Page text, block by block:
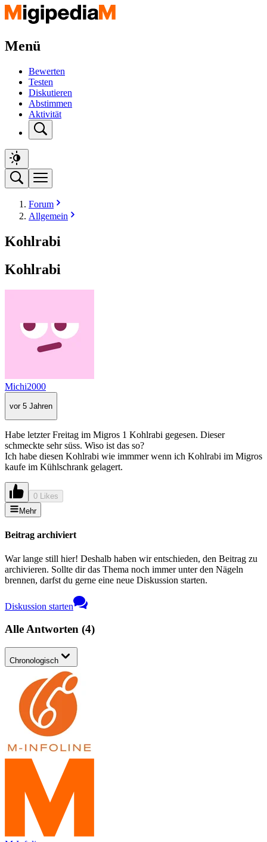
Menü
Bewerten
Testen
Diskutieren
Abstimmen
Aktivität
Forum
Allgemein
Kohlrabi
Kohlrabi
Michi2000
vor 5 Jahren
Habe letzter Freitag im Migros 1 Kohlrabi gegesen. Dieser
schmeckte sehr süss. Wiso ist das so?
Ich habe diesen Kohlrabi wie immmer wenn ich Kohlrabi im Migros
kaufe im Kühlschrank gelagert.
0 Likes
Mehr
Beitrag archiviert
War lange still hier! Deshalb haben wir entschieden, den Beitrag zu
archivieren. Sollte dir das Thema noch immer unter den Nägeln
brennen, darfst du gerne eine neue Diskussion starten.
Diskussion starten
Alle Antworten (4)
Chronologisch